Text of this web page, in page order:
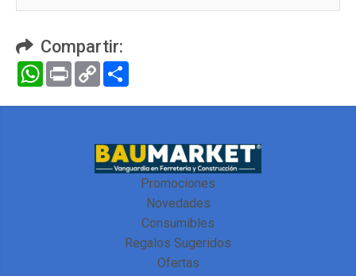
Compartir:
WhatsApp
Print Copy
Link
Promociones
Novedades
Consumibles
Regalos Sugeridos
Ofertas